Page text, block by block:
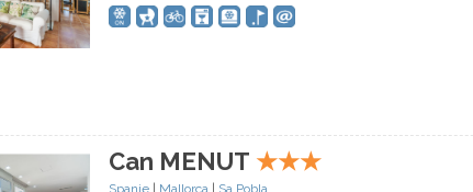
Can MENUT ★★★
Spanje| Mallorca | Sa Pobla